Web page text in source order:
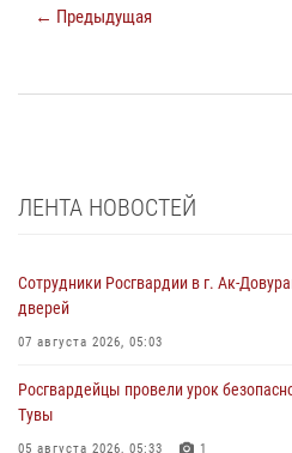
← Предыдущая
ЛЕНТА НОВОСТЕЙ
Сотрудники Росгвардии в г. Ак-
дверей
07 августа 2026, 05:03
Росгвардейцы провели урок
Тувы
05 августа 2026, 05:33 1